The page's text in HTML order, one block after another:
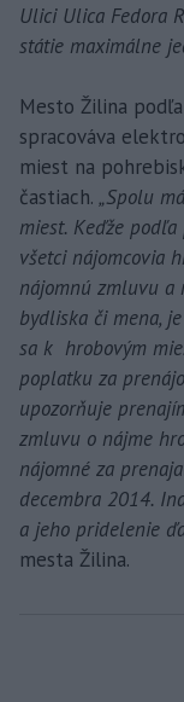
Ulici Ulica Fedora
státie maximálne
Mesto Žilina
spracováva
miest na
častiach. „Spolu
miest. Keďže
všetci nájomcovia
nájomnú zmluvu
bydliska či mena,
sa k hrobovým
poplatku za
upozorňuje
zmluvu o nájme
nájomné za
decembra 2014.
a jeho pridelenie
mesta Žilina.